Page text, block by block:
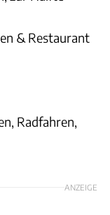
& Restaurant
Radfahren,
ANZEIGE